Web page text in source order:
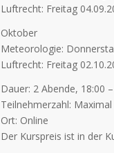
Luftrecht: Freitag
Oktober
Meteorologie:
Luftrecht: Freitag
Dauer: 2 Abende, 18:00
Teilnehmerzahl:
Ort: Online
Der Kurspreis ist in der